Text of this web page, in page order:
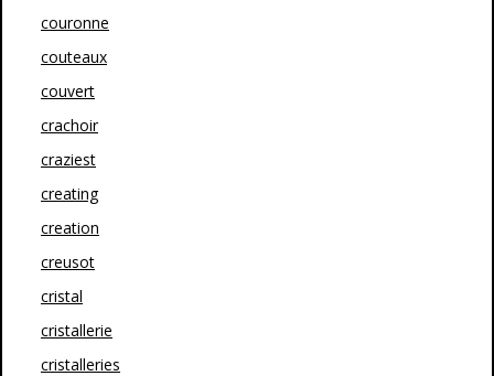
couronne
couteaux
couvert
crachoir
craziest
creating
creation
creusot
cristal
cristallerie
cristalleries